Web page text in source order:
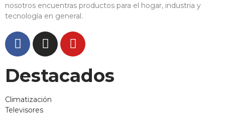
nosotros encuentras productos para el hogar, industria y
tecnología en general.
Destacados
Climatización
Televisores